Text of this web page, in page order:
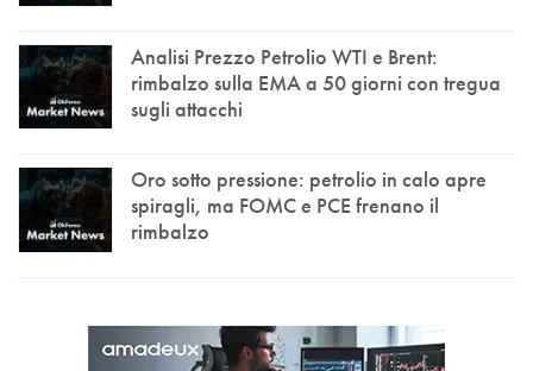
Analisi Prezzo Petrolio WTI e Brent:
rimbalzo sulla EMA a 50 giorni con tregua
sugli attacchi
Oro sotto pressione: petrolio in calo apre
spiragli, ma FOMC e PCE frenano il
rimbalzo